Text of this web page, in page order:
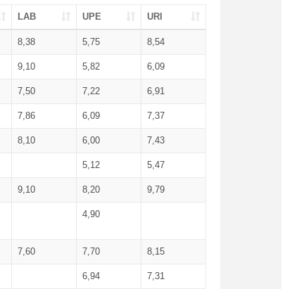
LAB UPE URI
8,38 5,75 8,54
9,10 5,82 6,09
7,50 7,22 6,91
7,86 6,09 7,37
8,10 6,00 7,43
5,12 5,47
9,10 8,20 9,79
4,90
7,60 7,70 8,15
6,94 7,31